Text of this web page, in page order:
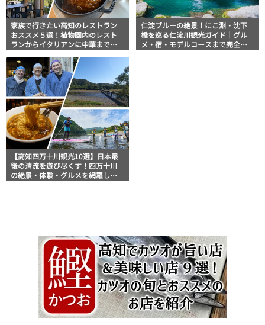
家族で行きたい高知のレストラン
おススメ５選！植物園内のレスト
ランからイタリアンに中華まで楽
仁淀ブルーの絶景！にこ淵・沈下
橋を巡る仁淀川観光ガイド｜グル
メ・宿・モデルコースまで完全網
【高知四万十川観光10選】日本最
後の清流を遊び尽くす！四万十川
の絶景・体験・グルメを網羅した